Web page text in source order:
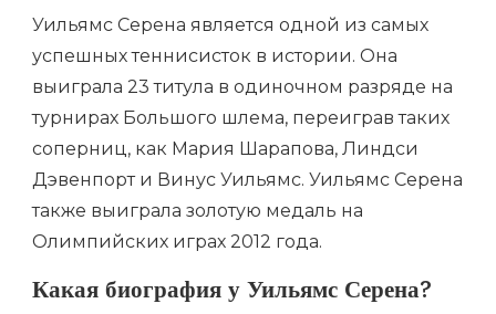
Уильямс Серена является одной из самых
успешных теннисисток в истории. Она
выиграла 23 титула в одиночном разряде на
турнирах Большого шлема, переиграв таких
соперниц, как Мария Шарапова, Линдси
Дэвенпорт и Винус Уильямс. Уильямс Серена
также выиграла золотую медаль на
Олимпийских играх 2012 года.
Какая биография у Уильямс Серена?